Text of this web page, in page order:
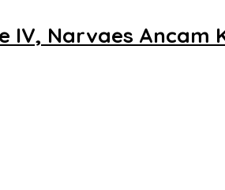
IV, Narvaes Ancam